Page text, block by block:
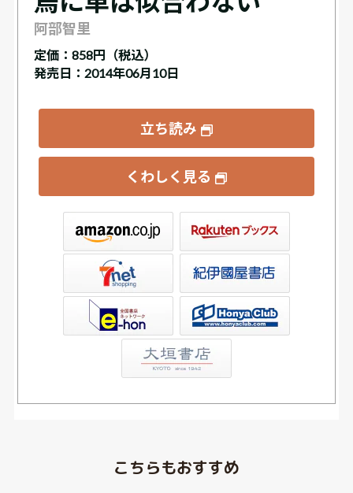
阿部智里
定価： 858円（税込）
発売日：2014年06月10日
立ち読み
くわしく見る
書店ウェブストア
こちらもおすすめ